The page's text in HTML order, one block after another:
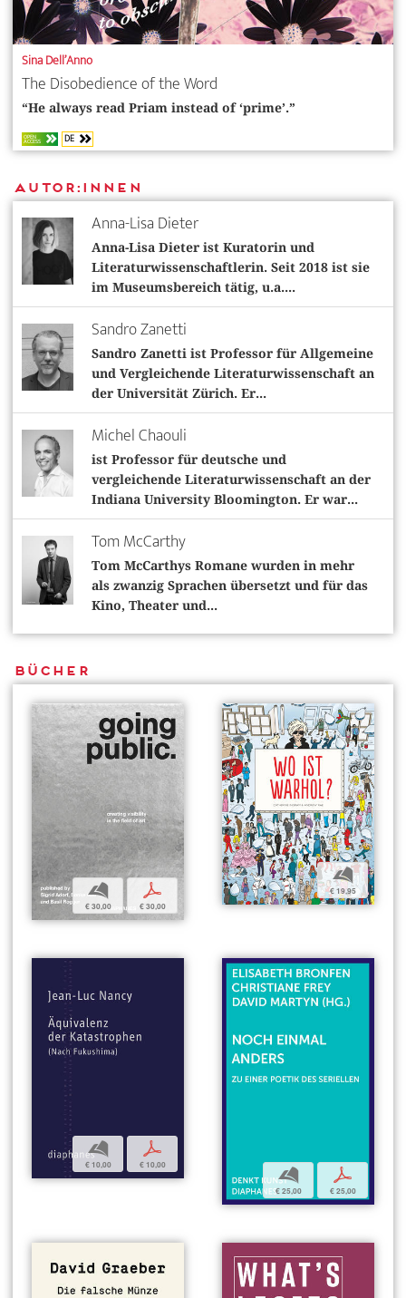
Sina Dell’Anno
The Disobedience of the Word
“He always read Priam instead of ‘prime’.”
OPEN
ACCESS DE
Autor:innen
Anna-Lisa Dieter
Anna-Lisa Dieter ist Kuratorin und
Literaturwissenschaftlerin. Seit 2018 ist sie
im Museumsbereich tätig, u.a....
Sandro Zanetti
Sandro Zanetti ist Professor für Allgemeine
und Vergleichende Literaturwissenschaft an
der Universität Zürich. Er...
Michel Chaouli
ist Professor für deutsche und
vergleichende Literaturwissenschaft an der
Indiana University Bloomington. Er war...
Tom McCarthy
Tom McCarthys Romane wurden in mehr
als zwanzig Sprachen übersetzt und für das
Kino, Theater und...
Bücher
b
€ 30,00
p
€ 30,00
b
€ 19,95
b
€ 10,00
p
€ 10,00
b
€ 25,00
p
€ 25,00